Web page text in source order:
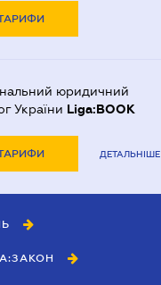
юридичний
України Liga:BOOK
ДЕТАЛЬНІШЕ